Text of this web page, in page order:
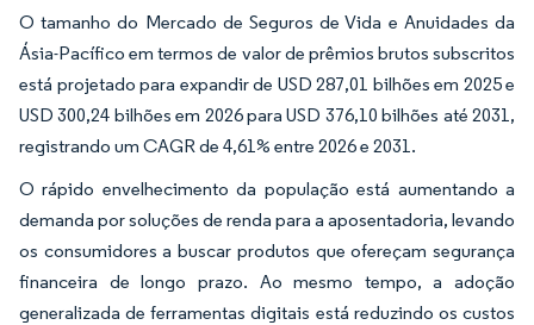
O tamanho do Mercado de Seguros de Vida e Anuidades da
Ásia-Pacífico em termos de valor de prêmios brutos subscritos
está projetado para expandir de USD 287,01 bilhões em 2025 e
USD 300,24 bilhões em 2026 para USD 376,10 bilhões até 2031,
registrando um CAGR de 4,61% entre 2026 e 2031.
O rápido envelhecimento da população está aumentando a
demanda por soluções de renda para a aposentadoria, levando
os consumidores a buscar produtos que ofereçam segurança
financeira de longo prazo. Ao mesmo tempo, a adoção
generalizada de ferramentas digitais está reduzindo os custos